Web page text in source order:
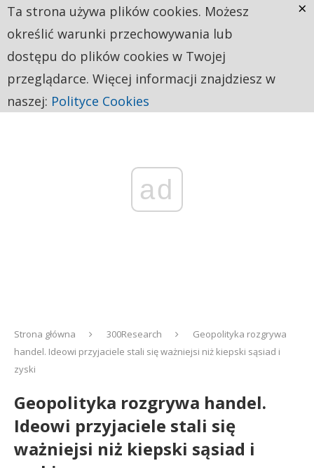
ad
Strona główna 300Research
Geopolityka rozgrywa
handel. Ideowi przyjaciele stali się ważniejsi niż kiepski sąsiad i
zyski
Geopolityka rozgrywa handel.
Ideowi przyjaciele stali się
ważniejsi niż kiepski sąsiad i
Ta strona używa plików cookies. Możesz
określić warunki przechowywania lub
dostępu do plików cookies w Twojej
przeglądarce. Więcej informacji znajdziesz w
naszej: Polityce Cookies
×